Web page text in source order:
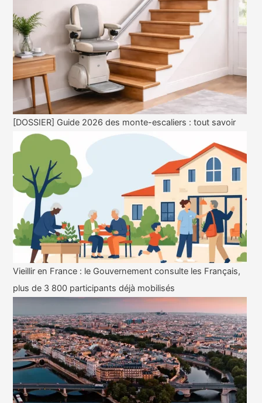
[DOSSIER] Guide 2026 des monte-escaliers : tout savoir
Vieillir en France : le Gouvernement consulte les Français,
plus de 3 800 participants déjà mobilisés